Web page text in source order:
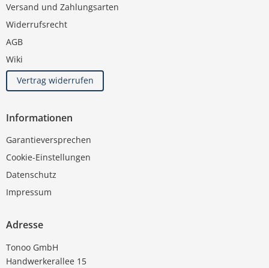
Versand und Zahlungsarten
Widerrufsrecht
AGB
Wiki
Vertrag widerrufen
Informationen
Garantieversprechen
Cookie-Einstellungen
Datenschutz
Impressum
Adresse
Tonoo GmbH
Handwerkerallee 15